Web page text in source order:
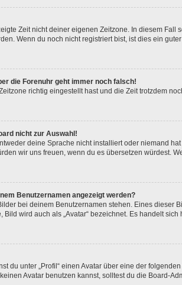
Zeit nicht deiner eigenen Zeitzone. In diesem
Wenn du noch nicht registriert bist, ist dies ein
die Forenuhr geht immer noch falsch!
richtig eingestellt hast und die Zeit trotzdem
nicht zur Auswahl!
deine Sprache nicht installiert oder niemand
wir uns freuen, wenn du es übersetzen würdest.
Benutzernamen angezeigt werden?
bei deinem Benutzernamen stehen. Eines dieser
Bild wird auch als „Avatar“ bezeichnet. Es handelt
du unter „Profil“ einen Avatar über eine der
Avatar benutzen kannst, solltest du die Board-